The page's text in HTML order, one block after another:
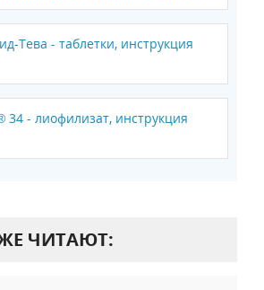
Тева - таблетки, инструкция
34 - лиофилизат, инструкция
ЧИТАЮТ: